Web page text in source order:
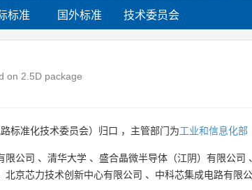
标准 国外标准 技术委员会
on 2.5D package
路标准化技术委员会）归口 ，主管部门为工业和信息化部
限公司 、 清华大学 、 盛合晶微半导体（江阴）有限公司 、
北京芯力技术创新中心有限公司 、 中科芯集成电路有限